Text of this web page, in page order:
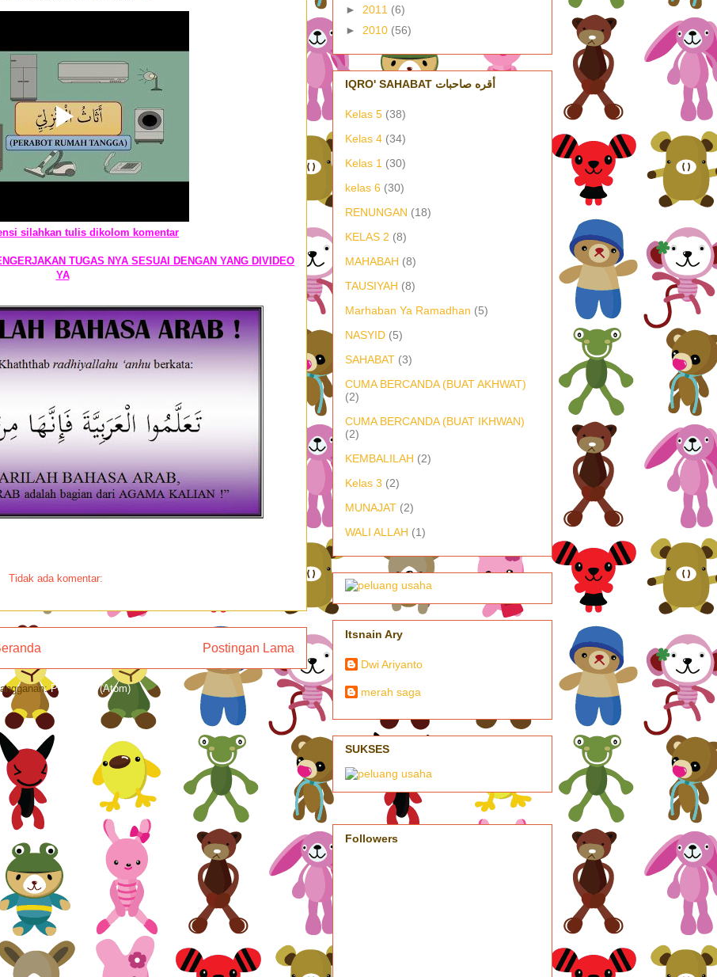
silahkan tulis dikolom komentar
TUGAS NYA SESUAI DENGAN YANG DIVIDEO
YA
Tidak ada komentar:
Postingan Lama
Postingan (Atom)
► 2011 (6)
► 2010 (56)
IQRO' SAHABAT أقره صاحبات
Kelas 5 (38)
Kelas 4 (34)
Kelas 1 (30)
kelas 6 (30)
RENUNGAN (18)
KELAS 2 (8)
MAHABAH (8)
TAUSIYAH (8)
Marhaban Ya Ramadhan (5)
NASYID (5)
SAHABAT (3)
CUMA BERCANDA (BUAT AKHWAT)
(2)
CUMA BERCANDA (BUAT IKHWAN)
(2)
KEMBALILAH (2)
Kelas 3 (2)
MUNAJAT (2)
WALI ALLAH (1)
Itsnain Ary
Dwi Ariyanto
merah saga
SUKSES
Followers